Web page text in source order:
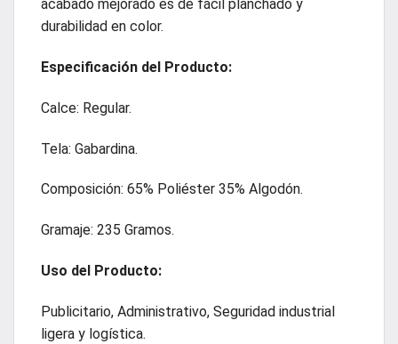
acabado mejorado es de fácil planchado y
durabilidad en color.
Especificación del Producto:
Calce: Regular.
Tela: Gabardina.
Composición: 65% Poliéster 35% Algodón.
Gramaje: 235 Gramos.
Uso del Producto:
Publicitario, Administrativo, Seguridad industrial
ligera y logística.